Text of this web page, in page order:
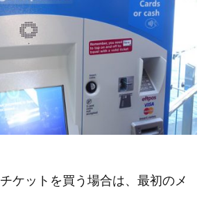
ケットを買う場合は、最初のメ